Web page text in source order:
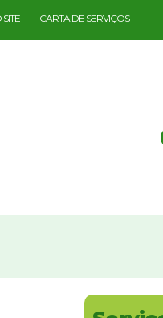
CARTA DE SERVIÇOS